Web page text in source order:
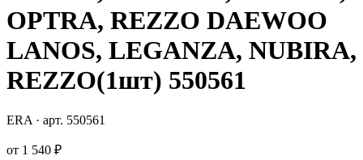
OPTRA, REZZO DAEWOO
LANOS, LEGANZA, NUBIRA,
REZZO(1шт) 550561
ERA · арт. 550561
от 1 540 ₽